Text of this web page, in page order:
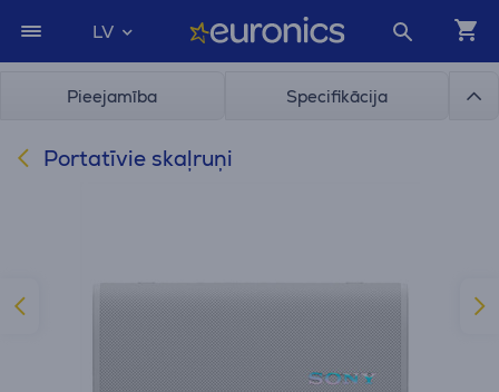
LV
Pieejamība Specifikācija
Portatīvie skaļruņi